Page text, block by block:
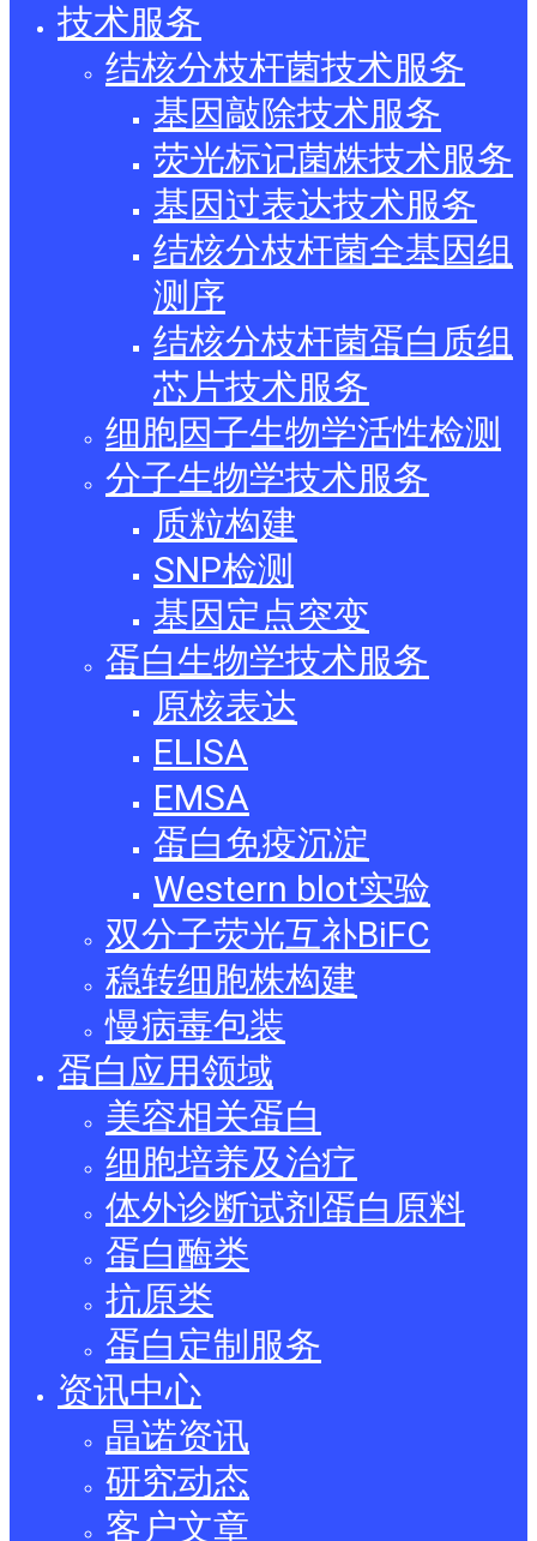
技术服务
结核分枝杆菌技术服务
基因敲除技术服务
荧光标记菌株技术服务
基因过表达技术服务
结核分枝杆菌全基因组
测序
结核分枝杆菌蛋白质组
芯片技术服务
细胞因子生物学活性检测
分子生物学技术服务
质粒构建
SNP检测
基因定点突变
蛋白生物学技术服务
原核表达
ELISA
EMSA
蛋白免疫沉淀
Western blot实验
双分子荧光互补BiFC
稳转细胞株构建
慢病毒包装
蛋白应用领域
美容相关蛋白
细胞培养及治疗
体外诊断试剂蛋白原料
蛋白酶类
抗原类
蛋白定制服务
资讯中心
晶诺资讯
研究动态
客户文章